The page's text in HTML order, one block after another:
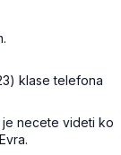
klase telefona
je necete videti ko